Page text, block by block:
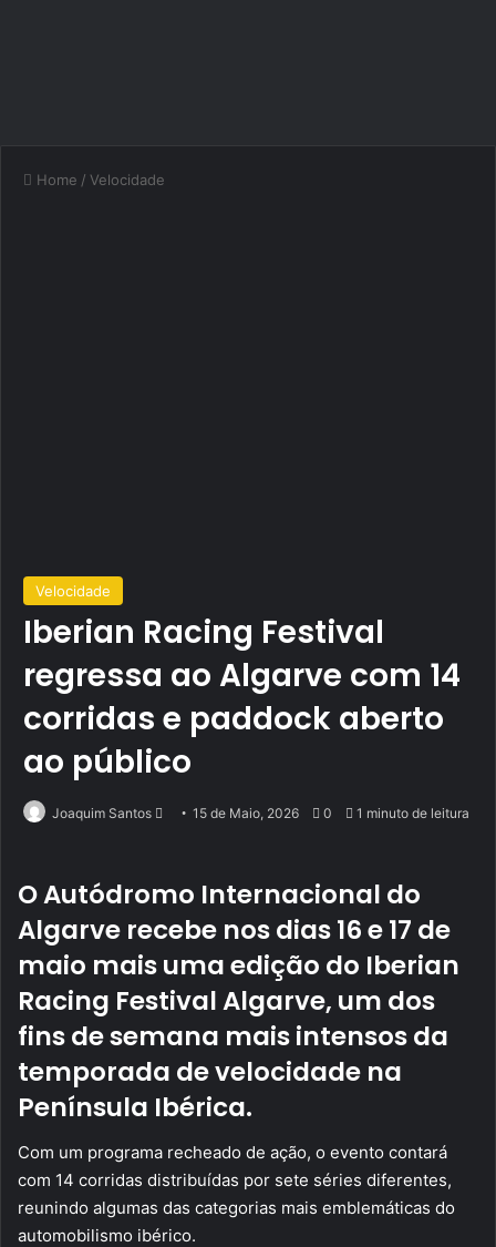
Home / Velocidade
Velocidade
Iberian Racing Festival
regressa ao Algarve com 14
corridas e paddock aberto
ao público
Joaquim Santos
Send15 de Maio, 2026 0 1 minuto de leitura
O Autódromo Internacional do
Algarve recebe nos dias 16 e 17 de
maio mais uma edição do Iberian
Racing Festival Algarve, um dos
fins de semana mais intensos da
temporada de velocidade na
Península Ibérica.
Com um programa recheado de ação, o evento contará
com 14 corridas distribuídas por sete séries diferentes,
reunindo algumas das categorias mais emblemáticas do
automobilismo ibérico.